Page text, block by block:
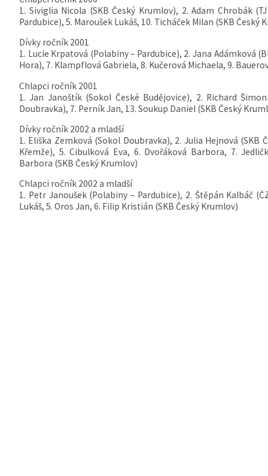
1. Siviglia Nicola (SKB Český Krumlov), 2. Adam Chrobák
Pardubice), 5. Maroušek Lukáš, 10. Ticháček Milan (SKB Český
Dívky ročník 2001
1. Lucie Krpatová (Polabiny – Pardubice), 2. Jana Adámková
Hora), 7. Klampflová Gabriela, 8. Kučerová Michaela, 9.
Chlapci ročník 2001
1. Jan Janoštík (Sokol České Budějovice), 2. Richard
Doubravka), 7. Perník Jan, 13. Soukup Daniel (SKB Český
Dívky ročník 2002 a mladší
1. Eliška Zemková (Sokol Doubravka), 2. Julia Hejnová (SKB
Křemže), 5. Cibulková Eva, 6. Dvořáková Barbora, 7.
Barbora (SKB Český Krumlov)
Chlapci ročník 2002 a mladší
1. Petr Janoušek (Polabiny – Pardubice), 2. Štěpán Kalbáč
Lukáš, 5. Oros Jan, 6. Filip Kristián (SKB Český Krumlov)